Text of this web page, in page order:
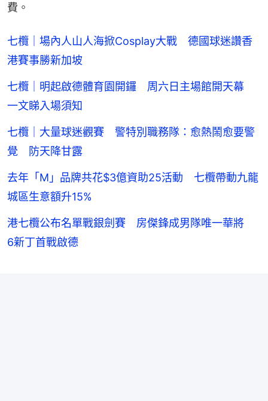
費。
七欖｜場內人山人海掀Cosplay大戰 德國球迷讚香
港賽事勝新加坡
七欖｜明起啟德體育園開鑼 周六日主場館開天幕
一文睇入場須知
七欖｜大量球迷觀賽 警特別職務隊：愈熱鬧愈要警
覺 防天降甘露
去年「M」品牌共花$3億資助25活動 七欖帶動九龍
城區生意額升15%
港七欖公布名單戰銀劍賽 房傑鋒成男隊唯一華將
6新丁首戰啟德